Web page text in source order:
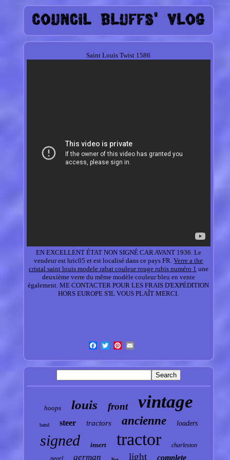
Saint Louis Twist 1586
EN EXCELLENT ÉTAT NON SIGNÉ CAR AVANT 1936. Le
vendeur est hric05 et est localisé dans ce pays FR.Verre a the
cristal saint louis modele rabat couleur rouge rubis numéro 1 une
deuxième verre du même modèle couleur bleu en vente
également. ME CONTACTER POUR LES FRAIS D'EXPÉDITION
HORS EUROPE S'IL VOUS PLAÎT MERCI.
hoops louis front vintage
band steer tractors ancienne loaders
signed insert tractor
charleston
german light complete